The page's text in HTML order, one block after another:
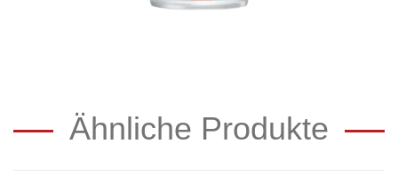
Ähnliche Produkte